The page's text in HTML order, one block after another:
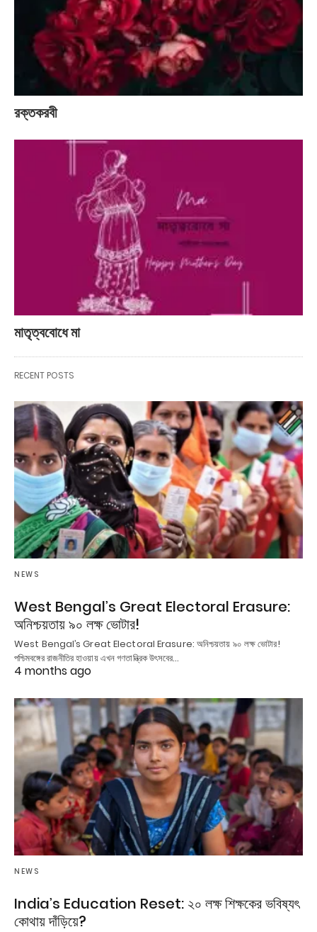
রক্তকরবী
মাতৃত্ববোধে মা
RECENT POSTS
NEWS
West Bengal’s Great Electoral Erasure:
অনিশ্চয়তায় ৯০ লক্ষ ভোটার!
West Bengal’s Great Electoral Erasure: অনিশ্চয়তায় ৯০ লক্ষ ভোটার!
পশ্চিমবঙ্গের রাজনীতির হাওয়ায় এখন গণতান্ত্রিক উৎসবের…
4 months ago
NEWS
India’s Education Reset: ২০ লক্ষ শিক্ষকের ভবিষ্যৎ
কোথায় দাঁড়িয়ে?